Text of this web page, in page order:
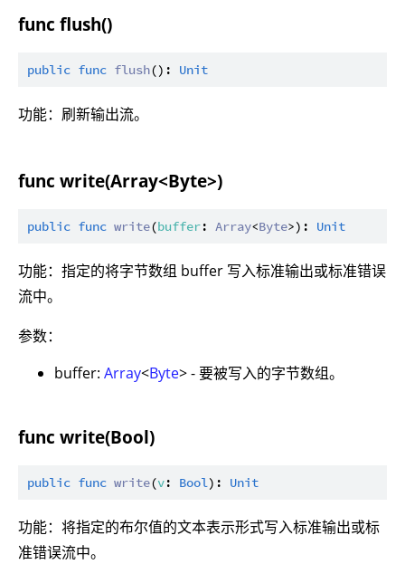
func flush()
public func flush(): Unit
功能：刷新输出流。
func write(Array<Byte>)
public func write(buffer: Array<Byte>): Unit
功能：指定的将字节数组 buffer 写入标准输出或标准错误
流中。
参数：
buffer: Array<Byte> - 要被写入的字节数组。
func write(Bool)
public func write(v: Bool): Unit
功能：将指定的布尔值的文本表示形式写入标准输出或标
准错误流中。